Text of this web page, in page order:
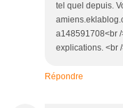
tel quel depuis.
a148591708<br
explications. <br
Répondre